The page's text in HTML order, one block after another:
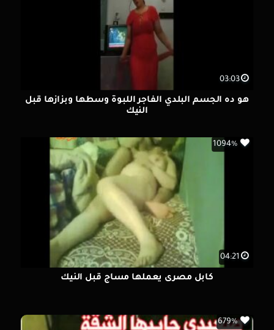
03:03
هو ده الجسم البلدي الفاجر اللبوة وسطها وبزازها قبل
النيك
04:21
1094%
كابل مصرى يعملها مساج قبل النيك
679%